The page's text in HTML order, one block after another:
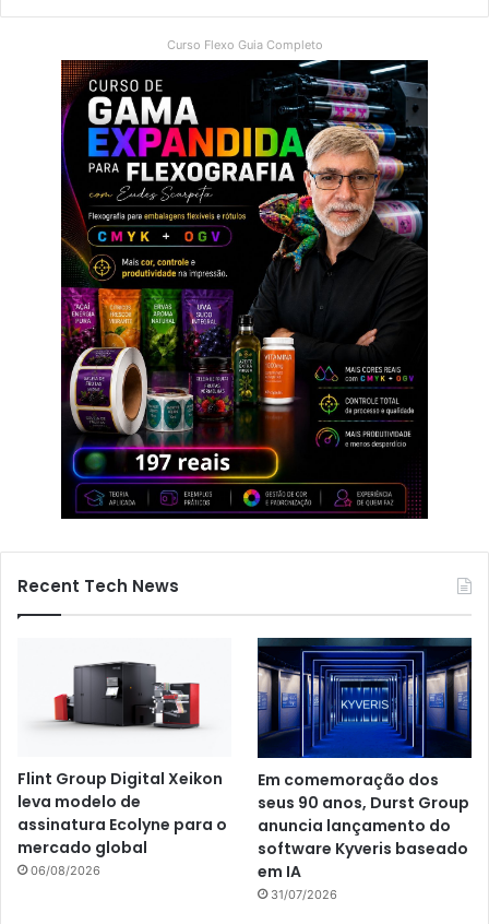
Curso Flexo Guia Completo
Recent Tech News
Flint Group Digital Xeikon
leva modelo de
assinatura Ecolyne para o
mercado global
06/08/2026
Em comemoração dos
seus 90 anos, Durst Group
anuncia lançamento do
software Kyveris baseado
em IA
31/07/2026